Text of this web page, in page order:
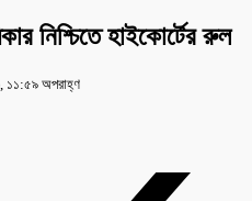
নিশ্চিতে হাইকোর্টের রুল
১১:৫৯ অপরাহ্ণ